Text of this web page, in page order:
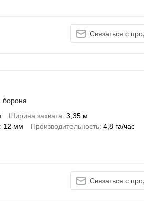
Связаться с
борона
Ширина захвата 3,35 м
12 мм Производительность 4,8 га/час
Связаться с